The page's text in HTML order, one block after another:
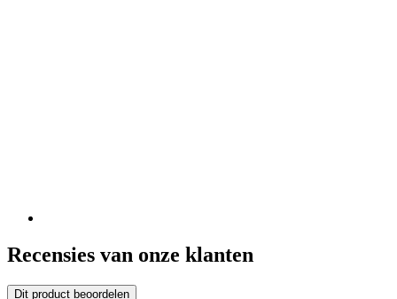
Recensies van onze klanten
Dit product beoordelen